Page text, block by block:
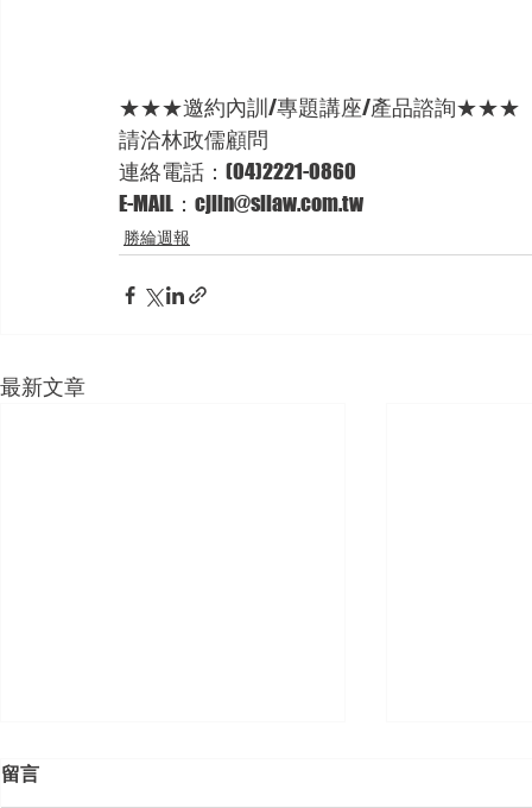
★★★邀約內訓/專題講座/產品諮詢★★★
請洽林政儒顧問
連絡電話：(04)2221-0860
E-MAIL：cjlin@sllaw.com.tw
勝綸週報
最新文章
留言